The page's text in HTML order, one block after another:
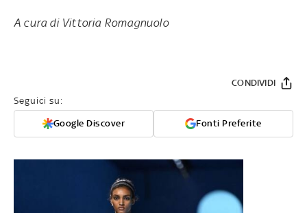
A cura di Vittoria Romagnuolo
Seguici su:
Google Discover Fonti Preferite
CONDIVIDI